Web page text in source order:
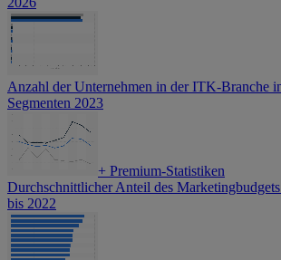
Anzahl der Unternehmen in der ITK-Branche
Segmenten 2023
+ Premium-Statistiken
Durchschnittlicher Anteil des
bis 2022